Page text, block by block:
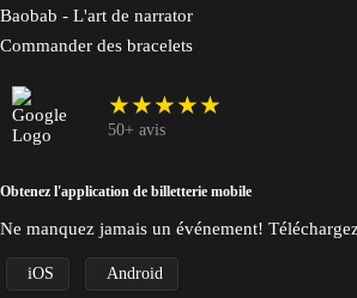
Baobab - L'art de narrator
Commander des bracelets
★★★★★
50+ avis
Obtenez l'application de billetterie mobile
Ne manquez jamais un événement!
iOS Android